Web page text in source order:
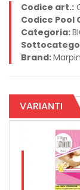
Codice art.:
Codice Pool
Categoria:
Brand:
VARIANTI